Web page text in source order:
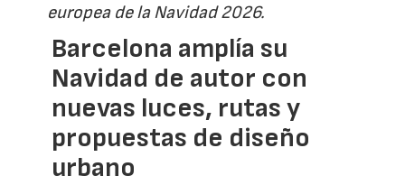
europea de la Navidad 2026.
Barcelona amplía su
Navidad de autor con
nuevas luces, rutas y
propuestas de diseño
urbano